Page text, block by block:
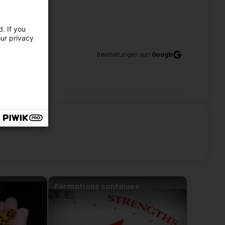
vraiment de cas pratiques ce qui nous permet de
Nancy (Translated by Google) Very good
cases which allows us to be able to use them
ont aidé à exprimer nos émotions ainsi nos points
Bewäertungen vun Google
Formations continues
If you
privacy